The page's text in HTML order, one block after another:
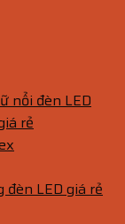
nổi đèn LED
rẻ
đèn LED giá rẻ